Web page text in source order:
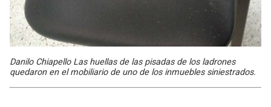
Danilo Chiapello Las huellas de las pisadas de los ladrones
quedaron en el mobiliario de uno de los inmuebles siniestrados.